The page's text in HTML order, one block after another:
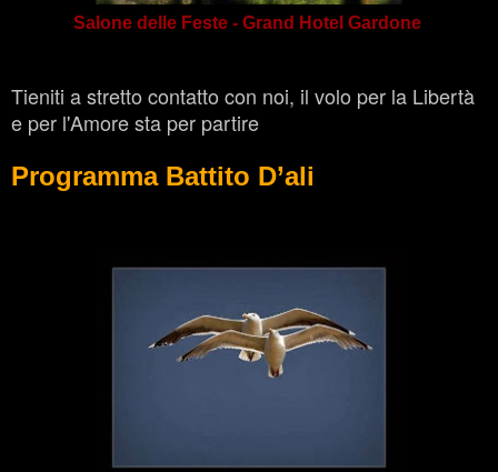
Salone delle Feste - Grand Hotel Gardone
Tieniti a stretto contatto con noi, il volo per la Libertà
e per l'Amore sta per partire
Programma Battito D’ali